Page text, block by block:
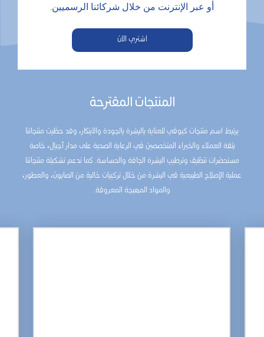
أو عبر الإنترنت من خلال شركائنا الرسميين.
اشتري الان
المنتجات المقترحة
يرتبط اسم منتجات كيوڤي للعناية بالبشرة بالجودة والابتكار، وقد حظيت منتجاتنا
بثقة العملاء والخبراء المتخصصين في الرعاية الصحية على مدار أجيال، خاصة
مستحضرات تنظيف وترطيب البشرة الجافة والحساسة. كما تدعم تشكيلة منتجاتنا
عملية الإصلاح الطبيعية في البشرة من خلال تركيبات خالية من الصابون، والعطور،
والمواد المهيجة المعروفة.